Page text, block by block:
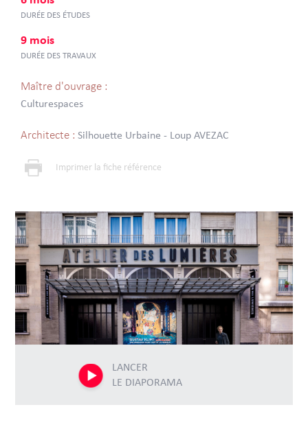
DURÉE DES ÉTUDES
9 mois
DURÉE DES TRAVAUX
Maître d'ouvrage :
Culturespaces
Architecte : Silhouette Urbaine - Loup AVEZAC
Imprimer la fiche référence
LANCER
LE DIAPORAMA